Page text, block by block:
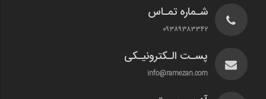
شـماره تمـاس
۰۹۳۸۹۳۸۳۳۴۲
پسـت الـکترونیـکی
info@ramezan.com